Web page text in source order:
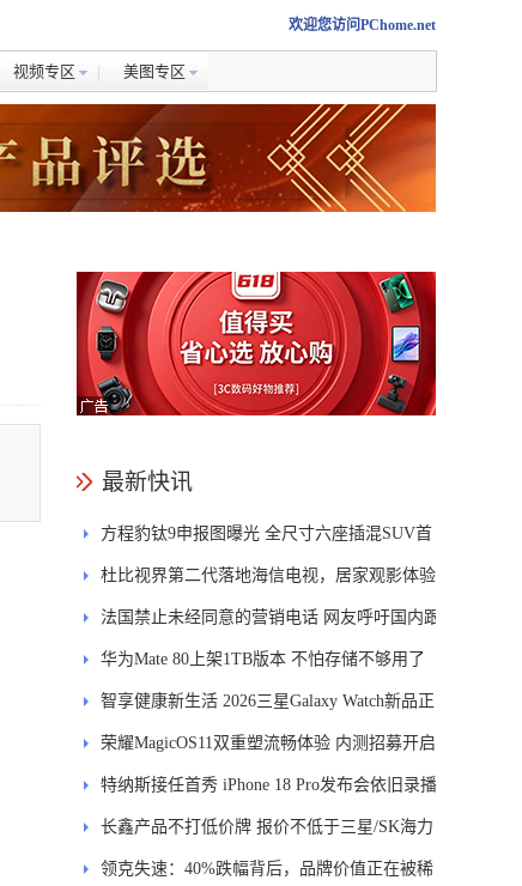
欢迎您访问PChome.net
视频专区 美图专区
最新快讯
方程豹钛9申报图曝光 全尺寸六座插混SUV首
发DMS
杜比视界第二代落地海信电视，居家观影体验
能迎来哪些升级？
法国禁止未经同意的营销电话 网友呼吁国内跟
进
华为Mate 80上架1TB版本 不怕存储不够用了
智享健康新生活 2026三星Galaxy Watch新品正
式开售
荣耀MagicOS11双重塑流畅体验 内测招募开启
特纳斯接任首秀 iPhone 18 Pro发布会依旧录播
长鑫产品不打低价牌 报价不低于三星/SK海力
士
领克失速：40%跌幅背后，品牌价值正在被稀